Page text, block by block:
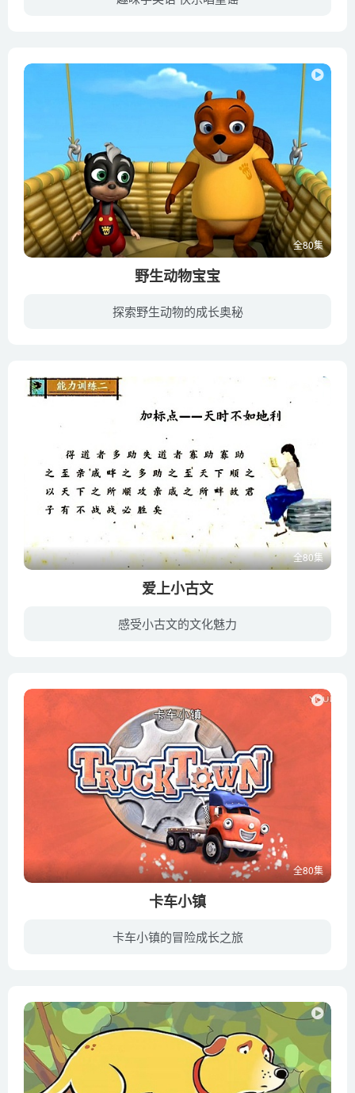
全80集
野生动物宝宝
探索野生动物的成长奥秘
全80集
爱上小古文
感受小古文的文化魅力
全80集
卡车小镇
卡车小镇的冒险成长之旅